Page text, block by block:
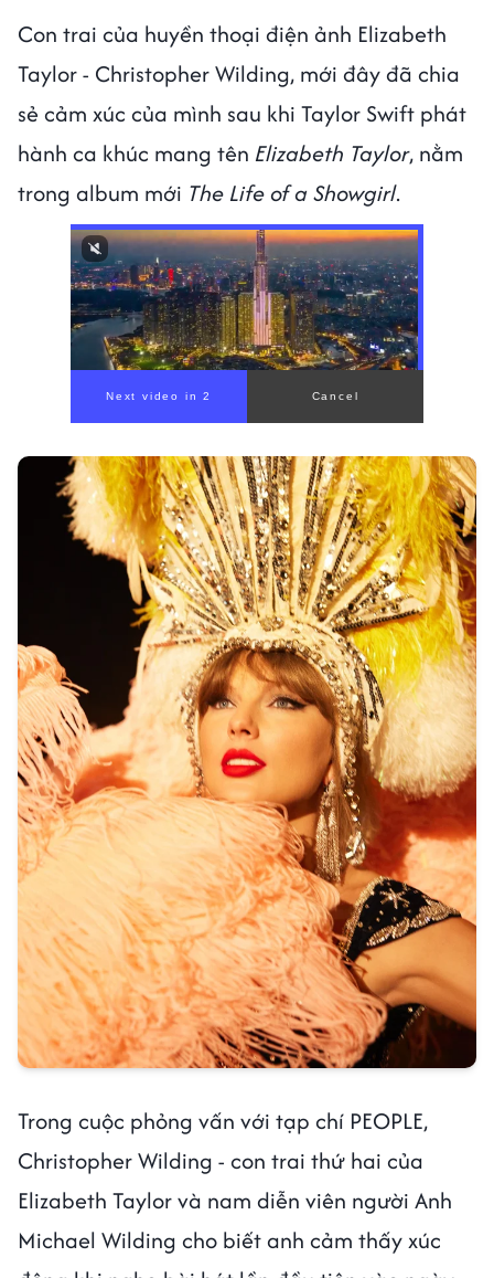
Con trai của huyền thoại điện ảnh Elizabeth
Taylor - Christopher Wilding, mới đây đã chia
sẻ cảm xúc của mình sau khi Taylor Swift phát
hành ca khúc mang tên Elizabeth Taylor, nằm
trong album mới The Life of a Showgirl.
00:00/ 00:56
Trong cuộc phỏng vấn với tạp chí PEOPLE,
Christopher Wilding - con trai thứ hai của
Elizabeth Taylor và nam diễn viên người Anh
Michael Wilding cho biết anh cảm thấy xúc